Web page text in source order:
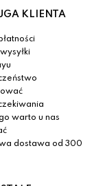
KLIENTA
warto u nas
dostawa od 300